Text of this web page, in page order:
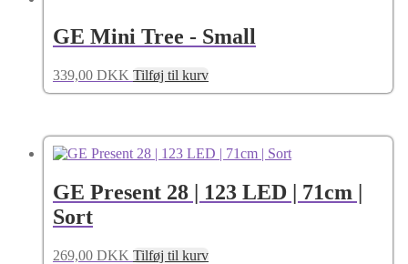
GE Mini Tree - Small
339,00 DKK Tilføj til kurv
GE Present 28 | 123 LED | 71cm |
Sort
269,00 DKK Tilføj til kurv